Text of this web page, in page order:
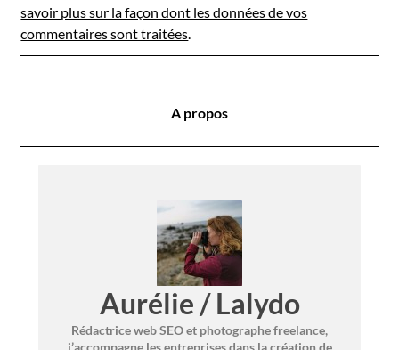
savoir plus sur la façon dont les données de vos
commentaires sont traitées.
A propos
Aurélie / Lalydo
Rédactrice web SEO et photographe freelance,
j’accompagne les entreprises dans la création de